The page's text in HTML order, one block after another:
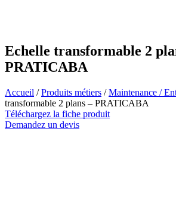
Echelle transformable 2
PRATICABA
Accueil /Produits métiers /Maintenance /
transformable 2 plans – PRATICABA
Téléchargez la fiche produit
Demandez un devis